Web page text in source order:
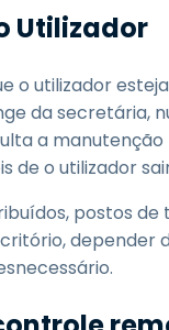
Utilizador
utilizador
da secretária,
a
de o utilizador
postos
depender